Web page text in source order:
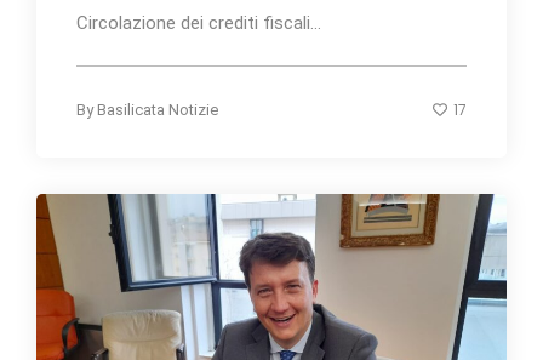
Circolazione dei crediti fiscali...
By Basilicata Notizie 17